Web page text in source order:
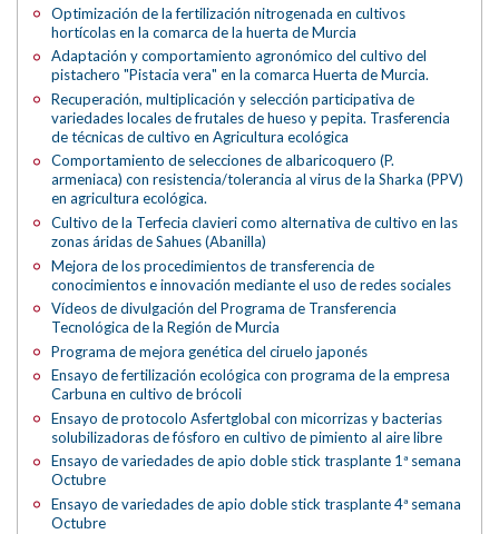
Optimización de la fertilización nitrogenada en cultivos
hortícolas en la comarca de la huerta de Murcia
Adaptación y comportamiento agronómico del cultivo del
pistachero "Pistacia vera" en la comarca Huerta de Murcia.
Recuperación, multiplicación y selección participativa de
variedades locales de frutales de hueso y pepita. Trasferencia
de técnicas de cultivo en Agricultura ecológica
Comportamiento de selecciones de albaricoquero (P.
armeniaca) con resistencia/tolerancia al virus de la Sharka (PPV)
en agricultura ecológica.
Cultivo de la Terfecia clavieri como alternativa de cultivo en las
zonas áridas de Sahues (Abanilla)
Mejora de los procedimientos de transferencia de
conocimientos e innovación mediante el uso de redes sociales
Vídeos de divulgación del Programa de Transferencia
Tecnológica de la Región de Murcia
Programa de mejora genética del ciruelo japonés
Ensayo de fertilización ecológica con programa de la empresa
Carbuna en cultivo de brócoli
Ensayo de protocolo Asfertglobal con micorrizas y bacterias
solubilizadoras de fósforo en cultivo de pimiento al aire libre
Ensayo de variedades de apio doble stick trasplante 1ª semana
Octubre
Ensayo de variedades de apio doble stick trasplante 4ª semana
Octubre